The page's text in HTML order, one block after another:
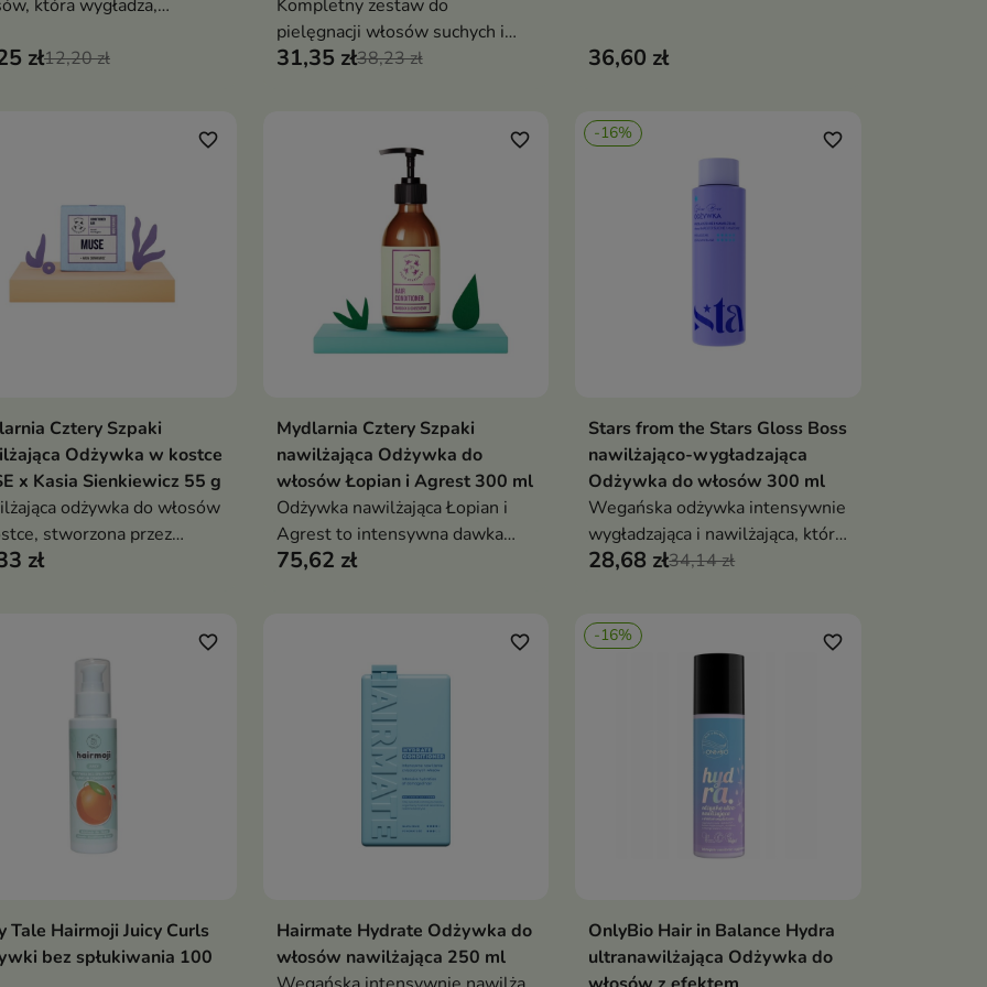
która wygładza,
otulając pasma
zł12,20 zł
Kompletny zestaw do
pielęgnacji włosów suchych i
zniszczonych, który intensywnie
31,35 zł38,23 zł
skóry głowy
36,60 zł
Dodaj do koszyka
favorite_border
Cztery Szpaki
Odżywka w kostce
x Kasia Sienkiewicz 55 g
odżywka do włosów
stworzona przez
Szpaki i Kasię
będąc ekologiczną
dla tradycyjnych
w butelce
zł
Dodaj do koszyka
favorite_border
Mydlarnia Cztery Szpaki
nawilżająca Odżywka do
włosów Łopian i Agrest 300 ml
Odżywka nawilżająca Łopian i
Agrest to intensywna dawka
wilgoci i wygładzenia — włosy
75,62 zł
-16%
Dodaj do koszyka
favorite_border
Stars from the Stars Gloss Boss
nawilżająco-wygładzająca
Odżywka do włosów 300 ml
Wegańska odżywka intensywnie
wygładzająca i nawilżająca, która
przywraca włosom lustrzany
28,68 zł34,14 zł
 Dodaj do koszyka
favorite_border
Tale Hairmoji Juicy Curls
bez spłukiwania 100
Dodaj do koszyka
favorite_border
Hairmate Hydrate Odżywka do
włosów nawilżająca 250 ml
-16%
Dodaj do koszyka
favorite_border
OnlyBio Hair in Balance Hydra
ultranawilżająca Odżywka do